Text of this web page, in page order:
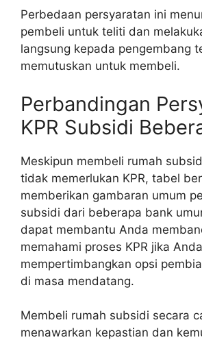
Perbedaan persyaratan ini
pembeli untuk teliti dan
langsung kepada pengembang
memutuskan untuk membeli.
Perbandingan
KPR Subsidi
Meskipun membeli rumah
tidak memerlukan KPR, tabel
memberikan gambaran umum
subsidi dari beberapa bank
dapat membantu Anda
memahami proses KPR jika Anda
mempertimbangkan opsi
di masa mendatang.
Membeli rumah subsidi secara
menawarkan kepastian dan